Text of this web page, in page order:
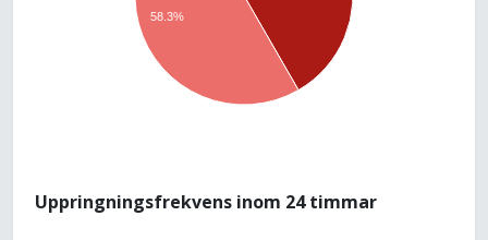
58.3%
Uppringningsfrekvens inom 24 timmar